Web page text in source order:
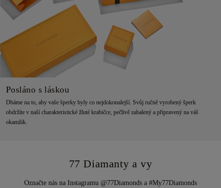
Posláno s láskou
Dbáme na to, aby vaše šperky byly co nejdokonalejší. Svůj ručně vyrobený šperk
obdržíte v naší charakteristické žluté krabičce, pečlivě zabalený a připravený na váš
okamžik.
77 Diamanty a vy
Označte nás na Instagramu @77Diamonds a #My77Diamonds